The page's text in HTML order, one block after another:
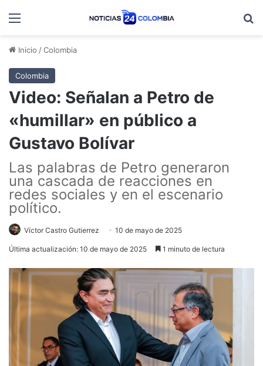
Menú
Inicio /Colombia
Colombia
Video: Señalan a Petro de
«humillar» en público a
Gustavo Bolívar
Las palabras de Petro generaron
una cascada de reacciones en
redes sociales y en el escenario
político.
Víctor Castro Gutierrez 10 de mayo de 2025
Última actualización: 10 de mayo de 2025 1 minuto de lectura